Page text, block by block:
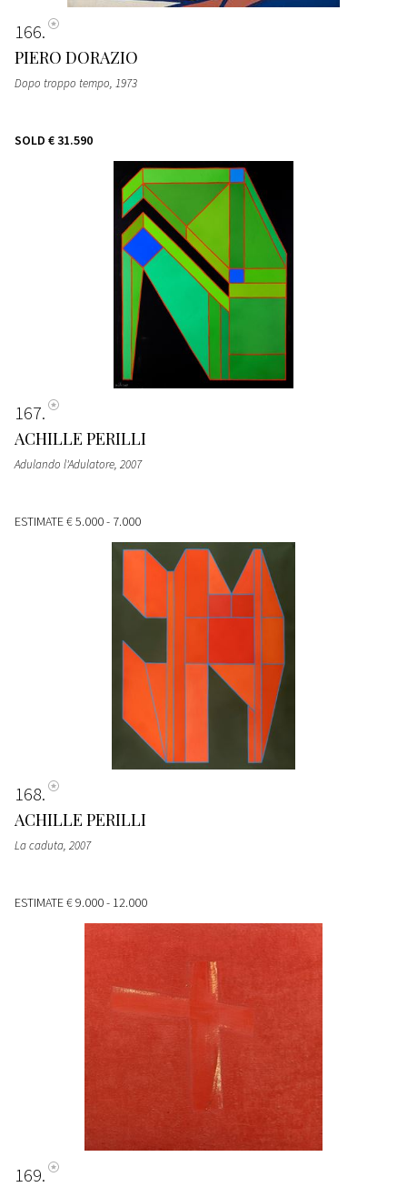
166
PIERO DORAZIO
Dopo troppo tempo, 1973
SOLD € 31.590
167
ACHILLE PERILLI
Adulando l'Adulatore, 2007
ESTIMATE€ 5.000 - 7.000
168
ACHILLE PERILLI
La caduta, 2007
ESTIMATE€ 9.000 - 12.000
169